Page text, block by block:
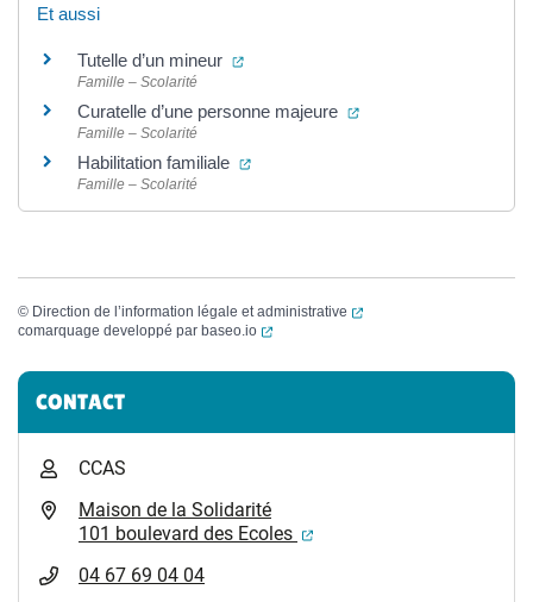
Et aussi
Tutelle d’un mineur (ouverture dans un nouvel onglet)
Famille – Scolarité
Curatelle d’une personne majeure (ouverture dans un
Famille – Scolarité
Habilitation familiale (ouverture dans un nouvel onglet)
Famille – Scolarité
© Direction de l’information légale et administrative
(ouverture dans un
comarquage developpé par baseo.io (ouverture dans un nouvel onglet)
Informations complémentaires
CONTACT
CCAS
Maison de la Solidarité
101 boulevard des Ecoles
(ouverture dans un
04 67 69 04 04